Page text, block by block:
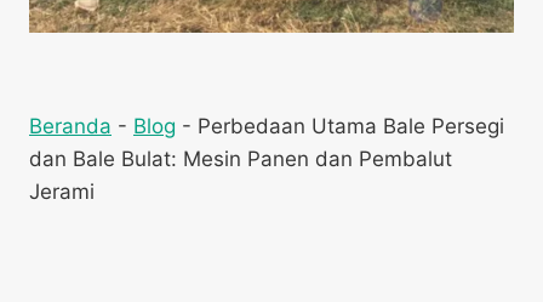
Beranda - Blog - Perbedaan Utama Bale Persegi
dan Bale Bulat: Mesin Panen dan Pembalut
Jerami